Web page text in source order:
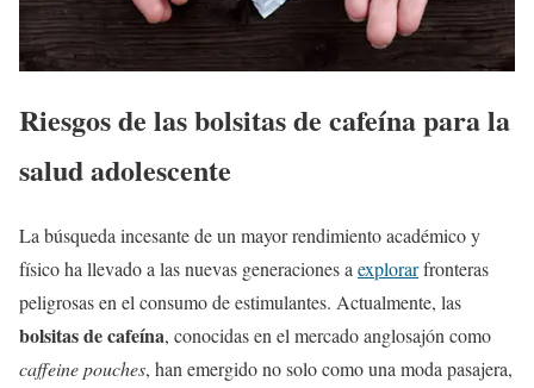
Riesgos de las bolsitas de cafeína para la
salud adolescente
La búsqueda incesante de un mayor rendimiento académico y
físico ha llevado a las nuevas generaciones a explorarfronteras
peligrosas en el consumo de estimulantes. Actualmente, las
bolsitas de cafeína, conocidas en el mercado anglosajón como
caffeine pouches, han emergido no solo como una moda pasajera,